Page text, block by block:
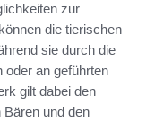
zur
die tierischen
sie durch die
oder an geführten
gilt dabei den
und den